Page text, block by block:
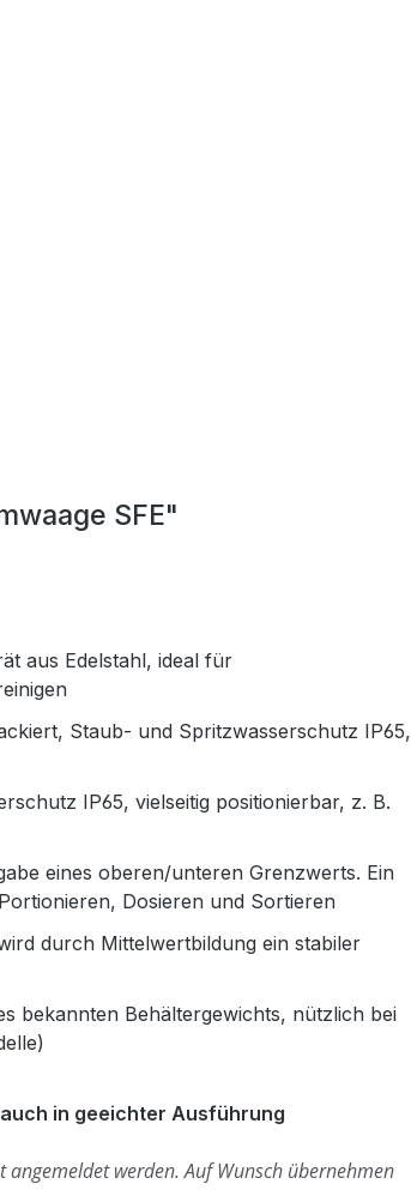
SFE"
aus Edelstahl, ideal für
Staub- und Spritzwasserschutz IP65,
IP65, vielseitig positionierbar, z. B.
eines oberen/unteren Grenzwerts. Ein
Dosieren und Sortieren
durch Mittelwertbildung ein stabiler
bekannten Behältergewichts, nützlich bei
in geeichter Ausführung
angemeldet werden.Auf Wunsch übernehmen